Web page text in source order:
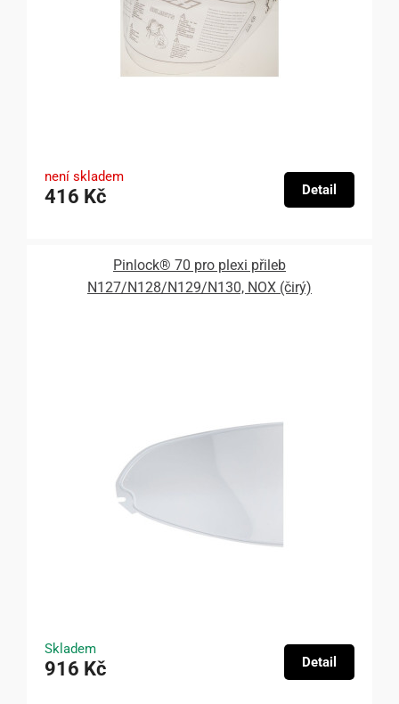
není skladem
416 Kč Detail
Pinlock® 70 pro plexi přileb
N127/N128/N129/N130, NOX (čirý)
Skladem
916 Kč Detail